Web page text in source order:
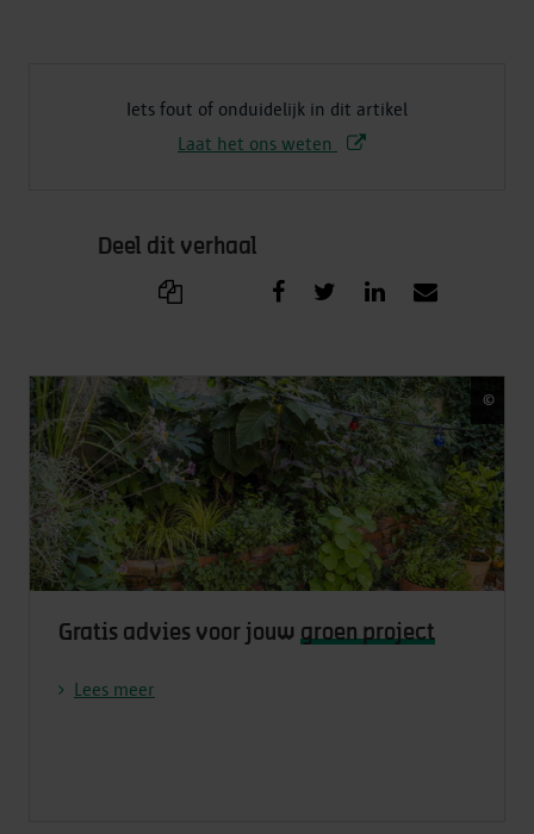
Iets fout of onduidelijk in dit artikel
Laat het ons weten
Deel dit verhaal
©
Gratis advies voor jouw groen project
Lees meer